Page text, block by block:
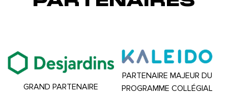
GRAND PARTENAIRE
PARTENAIRE MAJEUR DU
PROGRAMME COLLÉGIAL